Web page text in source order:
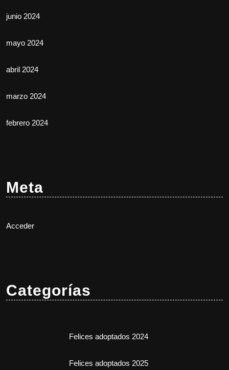
junio 2024
mayo 2024
abril 2024
marzo 2024
febrero 2024
Meta
Acceder
Categorías
Felices adoptados 2024
Felices adoptados 2025